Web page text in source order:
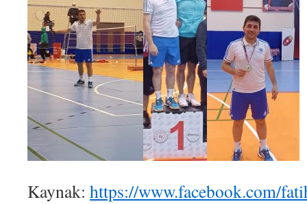
Kaynak: https://www.facebook.com/